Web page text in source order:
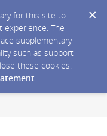
for this site to
The
supplementary
such as support
these cookies.
.